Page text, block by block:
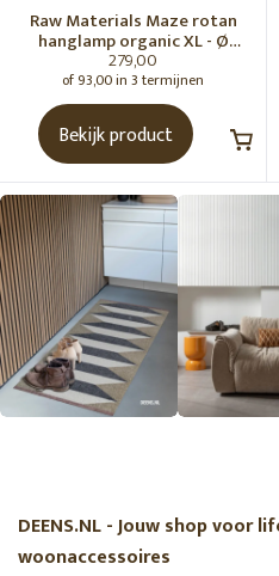
Raw Materials Maze rotan
hanglamp organic XL - Ø
75x31 cm
279,00
of 93,00 in 3 termijnen
Bekijk product
DEENS.NL - Jouw shop voor
woonaccessoires